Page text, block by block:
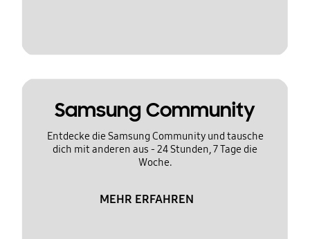
Samsung Community
Entdecke die Samsung Community und tausche
dich mit anderen aus - 24 Stunden, 7 Tage die
Woche.
MEHR ERFAHREN